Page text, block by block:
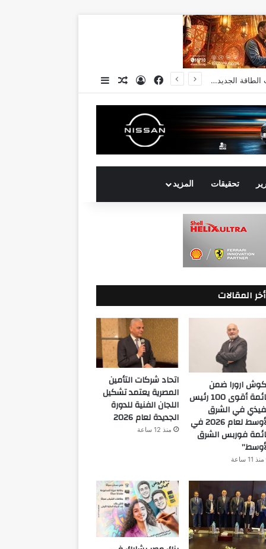
انكوش ارورا ضمن قائمة أقوى 100 رئيس تنفيذي في الشرق الأوسط لعام 2026 في قائمة فوربس الشرق الأوسط” فيسبوكتسجيل الدخول
مقال عشوائي
إضافة عمود جانبي
تحقيقات المزيد
أخر المقالات
ارورا ضمن
قائمة أقوى 100 رئيس
في الشرق
الأوسط لعام 2026 في
فوربس الشرق
منذ 11 ساعة
اتحاد شركات التأمين
المصرية يعتمد تشكيل
اللجان الفنية للدورة
الجديدة لعام 2026
منذ 12 ساعة